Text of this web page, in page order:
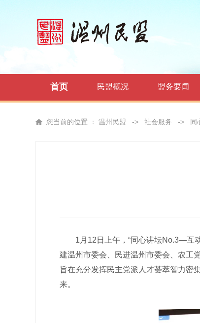
首页 民盟概况 盟务要闻
您当前的位置 ： 温州民盟 -> 社会服务 -> 同
1月12日上午，“同心讲坛No.3—互动
建温州市委会、民进温州市委会、农工
旨在充分发挥民主党派人才荟萃智力密
来。